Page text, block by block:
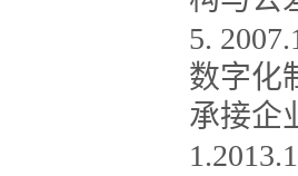
5.
数字化
承接企